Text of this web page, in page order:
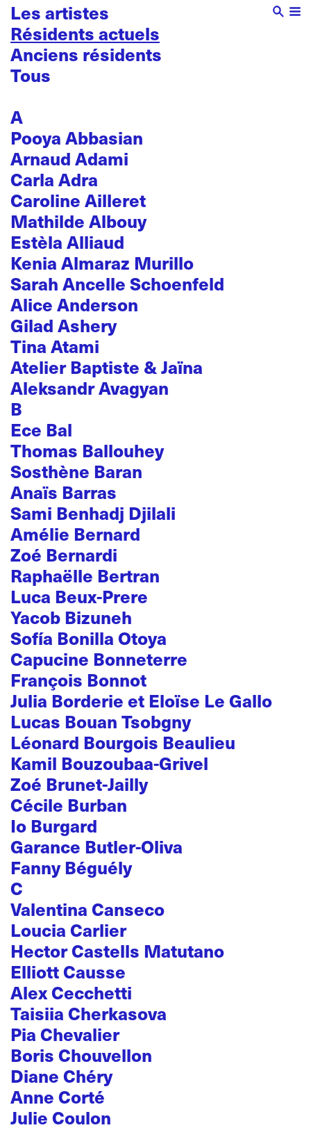
Les artistes
Résidents actuels
Anciens résidents
Tous
A
Pooya Abbasian
Arnaud Adami
Carla Adra
Caroline Ailleret
Mathilde Albouy
Estèla Alliaud
Kenia Almaraz Murillo
Sarah Ancelle Schoenfeld
Alice Anderson
Gilad Ashery
Tina Atami
Atelier Baptiste & Jaïna
Aleksandr Avagyan
B
Ece Bal
Thomas Ballouhey
Sosthène Baran
Anaïs Barras
Sami Benhadj Djilali
Amélie Bernard
Zoé Bernardi
Raphaëlle Bertran
Luca Beux-Prere
Yacob Bizuneh
Sofía Bonilla Otoya
Capucine Bonneterre
François Bonnot
Julia Borderie et Eloïse Le Gallo
Lucas Bouan Tsobgny
Léonard Bourgois Beaulieu
Kamil Bouzoubaa-Grivel
Zoé Brunet-Jailly
Cécile Burban
Io Burgard
Garance Butler-Oliva
Fanny Béguély
C
Valentina Canseco
Loucia Carlier
Hector Castells Matutano
Elliott Causse
Alex Cecchetti
Taisiia Cherkasova
Pia Chevalier
Boris Chouvellon
Diane Chéry
Anne Corté
Julie Coulon